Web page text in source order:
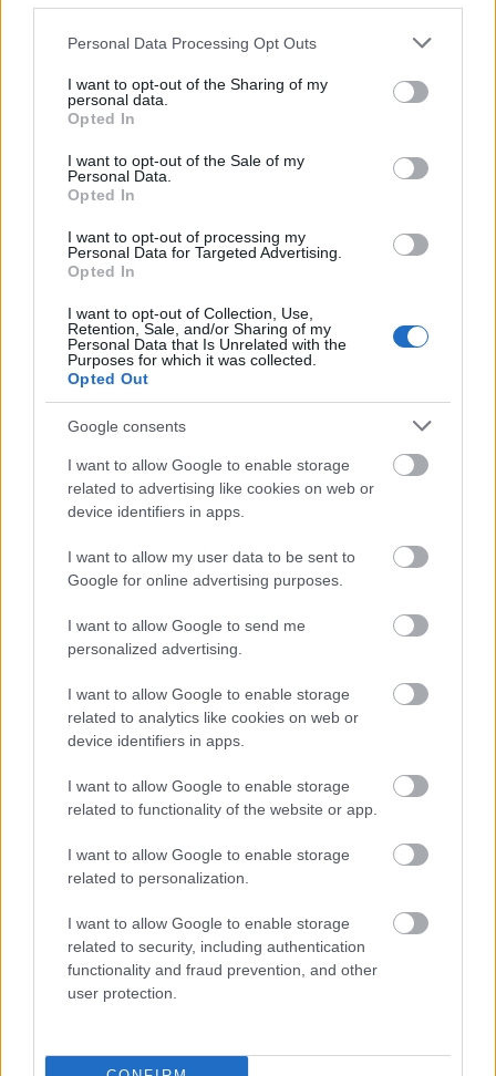
Please note that this website/app uses one or more Google
not limited to your visit or usage behaviour. You may click to
grant or deny consent to Google and its third-party tags to
use your data for below specified purposes in below Google
consent section.
Personal Data Processing Opt Outs
I want to opt-out of the Sharing of my
personal data.
Opted In
I want to opt-out of the Sale of my
Personal Data.
Opted In
I want to opt-out of processing my
Personal Data for Targeted Advertising.
Opted In
I want to opt-out of Collection, Use,
Retention, Sale, and/or Sharing of my
Personal Data that Is Unrelated with the
Purposes for which it was collected.
Opted Out
Google consents
I want to allow Google to enable storage
related to advertising like cookies on web or
device identifiers in apps.
I want to allow my user data to be sent to
Google for online advertising purposes.
I want to allow Google to send me
personalized advertising.
I want to allow Google to enable storage
related to analytics like cookies on web or
device identifiers in apps.
I want to allow Google to enable storage
related to functionality of the website or app.
I want to allow Google to enable storage
related to personalization.
I want to allow Google to enable storage
related to security, including authentication
functionality and fraud prevention, and other
user protection.
Következő oldal
Top 10
Harminc éves fotók
Szovjet árukatalógus -
1981
férfidivatja az utcán
A Teton-gát
'RLT Best of' - Hitler
guminője
Régi magyar diafilmek
13. - Miskolc 1921-ben!
Napi érdekes (31 kép,